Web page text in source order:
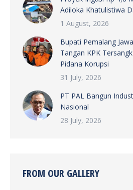
Adiloka Khatulistiwa
1 August, 2026
Bupati Pemalang
Tangan KPK
Pidana Korupsi
31 July, 2026
PT PAL Bangun
Nasional
28 July, 2026
FROM OUR GALLERY